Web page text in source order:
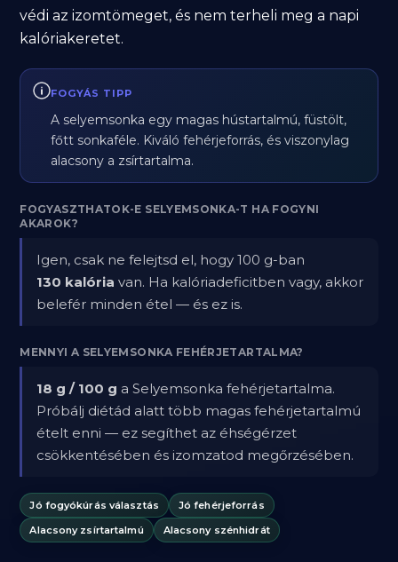
védi az izomtömeget, és nem terheli meg a napi
kalóriakeretet.
FOGYÁS TIPP
A selyemsonka egy magas hústartalmú, füstölt,
főtt sonkaféle. Kiváló fehérjeforrás, és viszonylag
alacsony a zsírtartalma.
FOGYASZTHATOK-E SELYEMSONKA-T HA FOGYNI
AKAROK?
Igen, csak ne felejtsd el, hogy 100 g-ban
130 kalória van. Ha kalóriadeficitben vagy, akkor
belefér minden étel — és ez is.
MENNYI A SELYEMSONKA FEHÉRJETARTALMA?
18 g / 100 g a Selyemsonka fehérjetartalma.
Próbálj diétád alatt több magas fehérjetartalmú
ételt enni — ez segíthet az éhségérzet
csökkentésében és izomzatod megőrzésében.
Jó fogyókúrás választás
Jó fehérjeforrás
Alacsony zsírtartalmú
Alacsony szénhidrát